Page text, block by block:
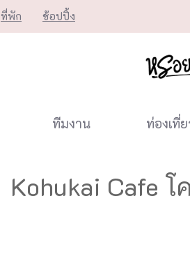
ที่พัก ช้อปปิ้ง
ทีมงาน ท่องเที่
Kohukai Cafe โ